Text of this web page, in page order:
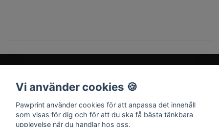
Sociala medier
Vi använder cookies 🍪
Pawprint använder cookies för att anpassa det innehåll
som visas för dig och för att du ska få bästa tänkbara
upplevelse när du handlar hos oss.